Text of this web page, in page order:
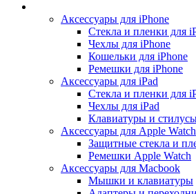
Аксессуары для iPhone
Стекла и пленки для
Чехлы для iPhone
Кошельки для iPhone
Ремешки для iPhone
Аксессуары для iPad
Стекла и пленки для
Чехлы для iPad
Клавиатуры и
Аксессуары для Apple Watch
Защитные стекла и
Ремешки Apple Watch
Аксессуары для Macbook
Мышки и клавиатуры